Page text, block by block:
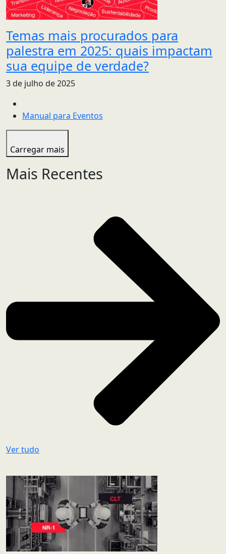
Temas mais procurados para
palestra em 2025: quais impactam
sua equipe de verdade?
3 de julho de 2025
Manual para Eventos
Carregar mais
Mais Recentes
Ver tudo